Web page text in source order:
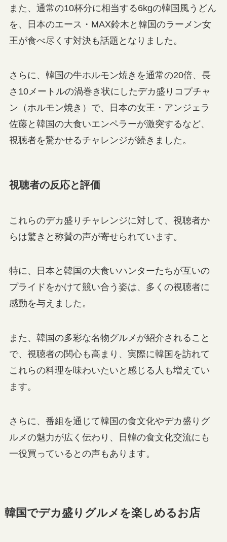
また、通常の10杯分に相当する6kgの韓国風うどん
を、日本のエース・MAX鈴木と韓国のラーメン女
王が食べ尽くす対決も話題となりました。
さらに、韓国の牛ホルモン焼きを通常の20倍、長
さ10メートルの渦巻き状にしたデカ盛りコプチャ
ン（ホルモン焼き）で、日本の女王・アンジェラ
佐藤と韓国の大食いエンペラーが激突するなど、
視聴者を驚かせるチャレンジが続きました。
視聴者の反応と評価
これらのデカ盛りチャレンジに対して、視聴者か
らは驚きと称賛の声が寄せられています。
特に、日本と韓国の大食いハンターたちが互いの
プライドをかけて競い合う姿は、多くの視聴者に
感動を与えました。
また、韓国の多彩な名物グルメが紹介されること
で、視聴者の関心も高まり、実際に韓国を訪れて
これらの料理を味わいたいと感じる人も増えてい
ます。
さらに、番組を通じて韓国の食文化やデカ盛りグ
ルメの魅力が広く伝わり、日韓の食文化交流にも
一役買っているとの声もあります。
韓国でデカ盛りグルメを楽しめるお店